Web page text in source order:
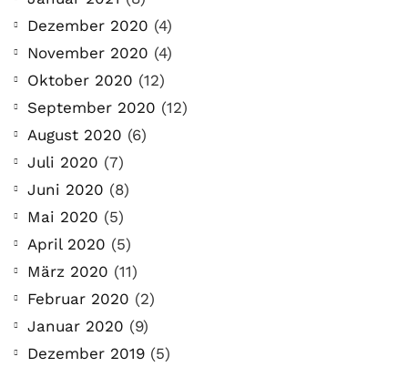
Dezember 2020 (4)
November 2020 (4)
Oktober 2020 (12)
September 2020 (12)
August 2020 (6)
Juli 2020 (7)
Juni 2020 (8)
Mai 2020 (5)
April 2020 (5)
März 2020 (11)
Februar 2020 (2)
Januar 2020 (9)
Dezember 2019 (5)